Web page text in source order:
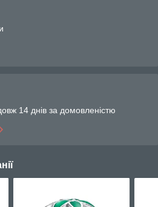
14 днів за домовленістю